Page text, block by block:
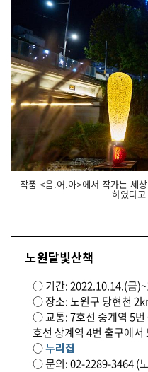
작품 <음.어.아>에서 작가는 세
하였다
노원달빛산책
○ 기간: 2022.10.14.(금
○ 장소: 노원구 당현천
○ 교통: 7호선 중계역 5번
호선 상계역 4번 출구에
○누리집
○ 문의: 02-2289-3464 (